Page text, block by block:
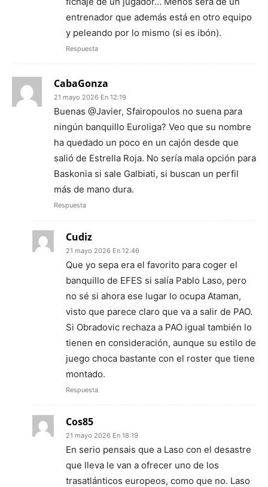
entrenador que además está en otro equipo
y peleando por lo mismo (si es ibón).
Respuesta
CabaGonza
21 mayo 2026 En 12:19
Buenas @Javier, Sfairopoulos no suena para
ningún banquillo Euroliga? Veo que su nombre
ha quedado un poco en un cajón desde que
salió de Estrella Roja. No sería mala opción para
Baskonia si sale Galbiati, si buscan un perfil
más de mano dura.
Respuesta
Cudiz
21 mayo 2026 En 12:46
Que yo sepa era el favorito para coger el
banquillo de EFES si salía Pablo Laso, pero
no sé si ahora ese lugar lo ocupa Ataman,
visto que parece claro que va a salir de PAO.
Si Obradovic rechaza a PAO igual también lo
tienen en consideración, aunque su estilo de
juego choca bastante con el roster que tiene
montado.
Respuesta
Cos85
21 mayo 2026 En 18:19
En serio pensais que a Laso con el desastre
que lleva le van a ofrecer uno de los
trasatlánticos europeos, como que no. Laso